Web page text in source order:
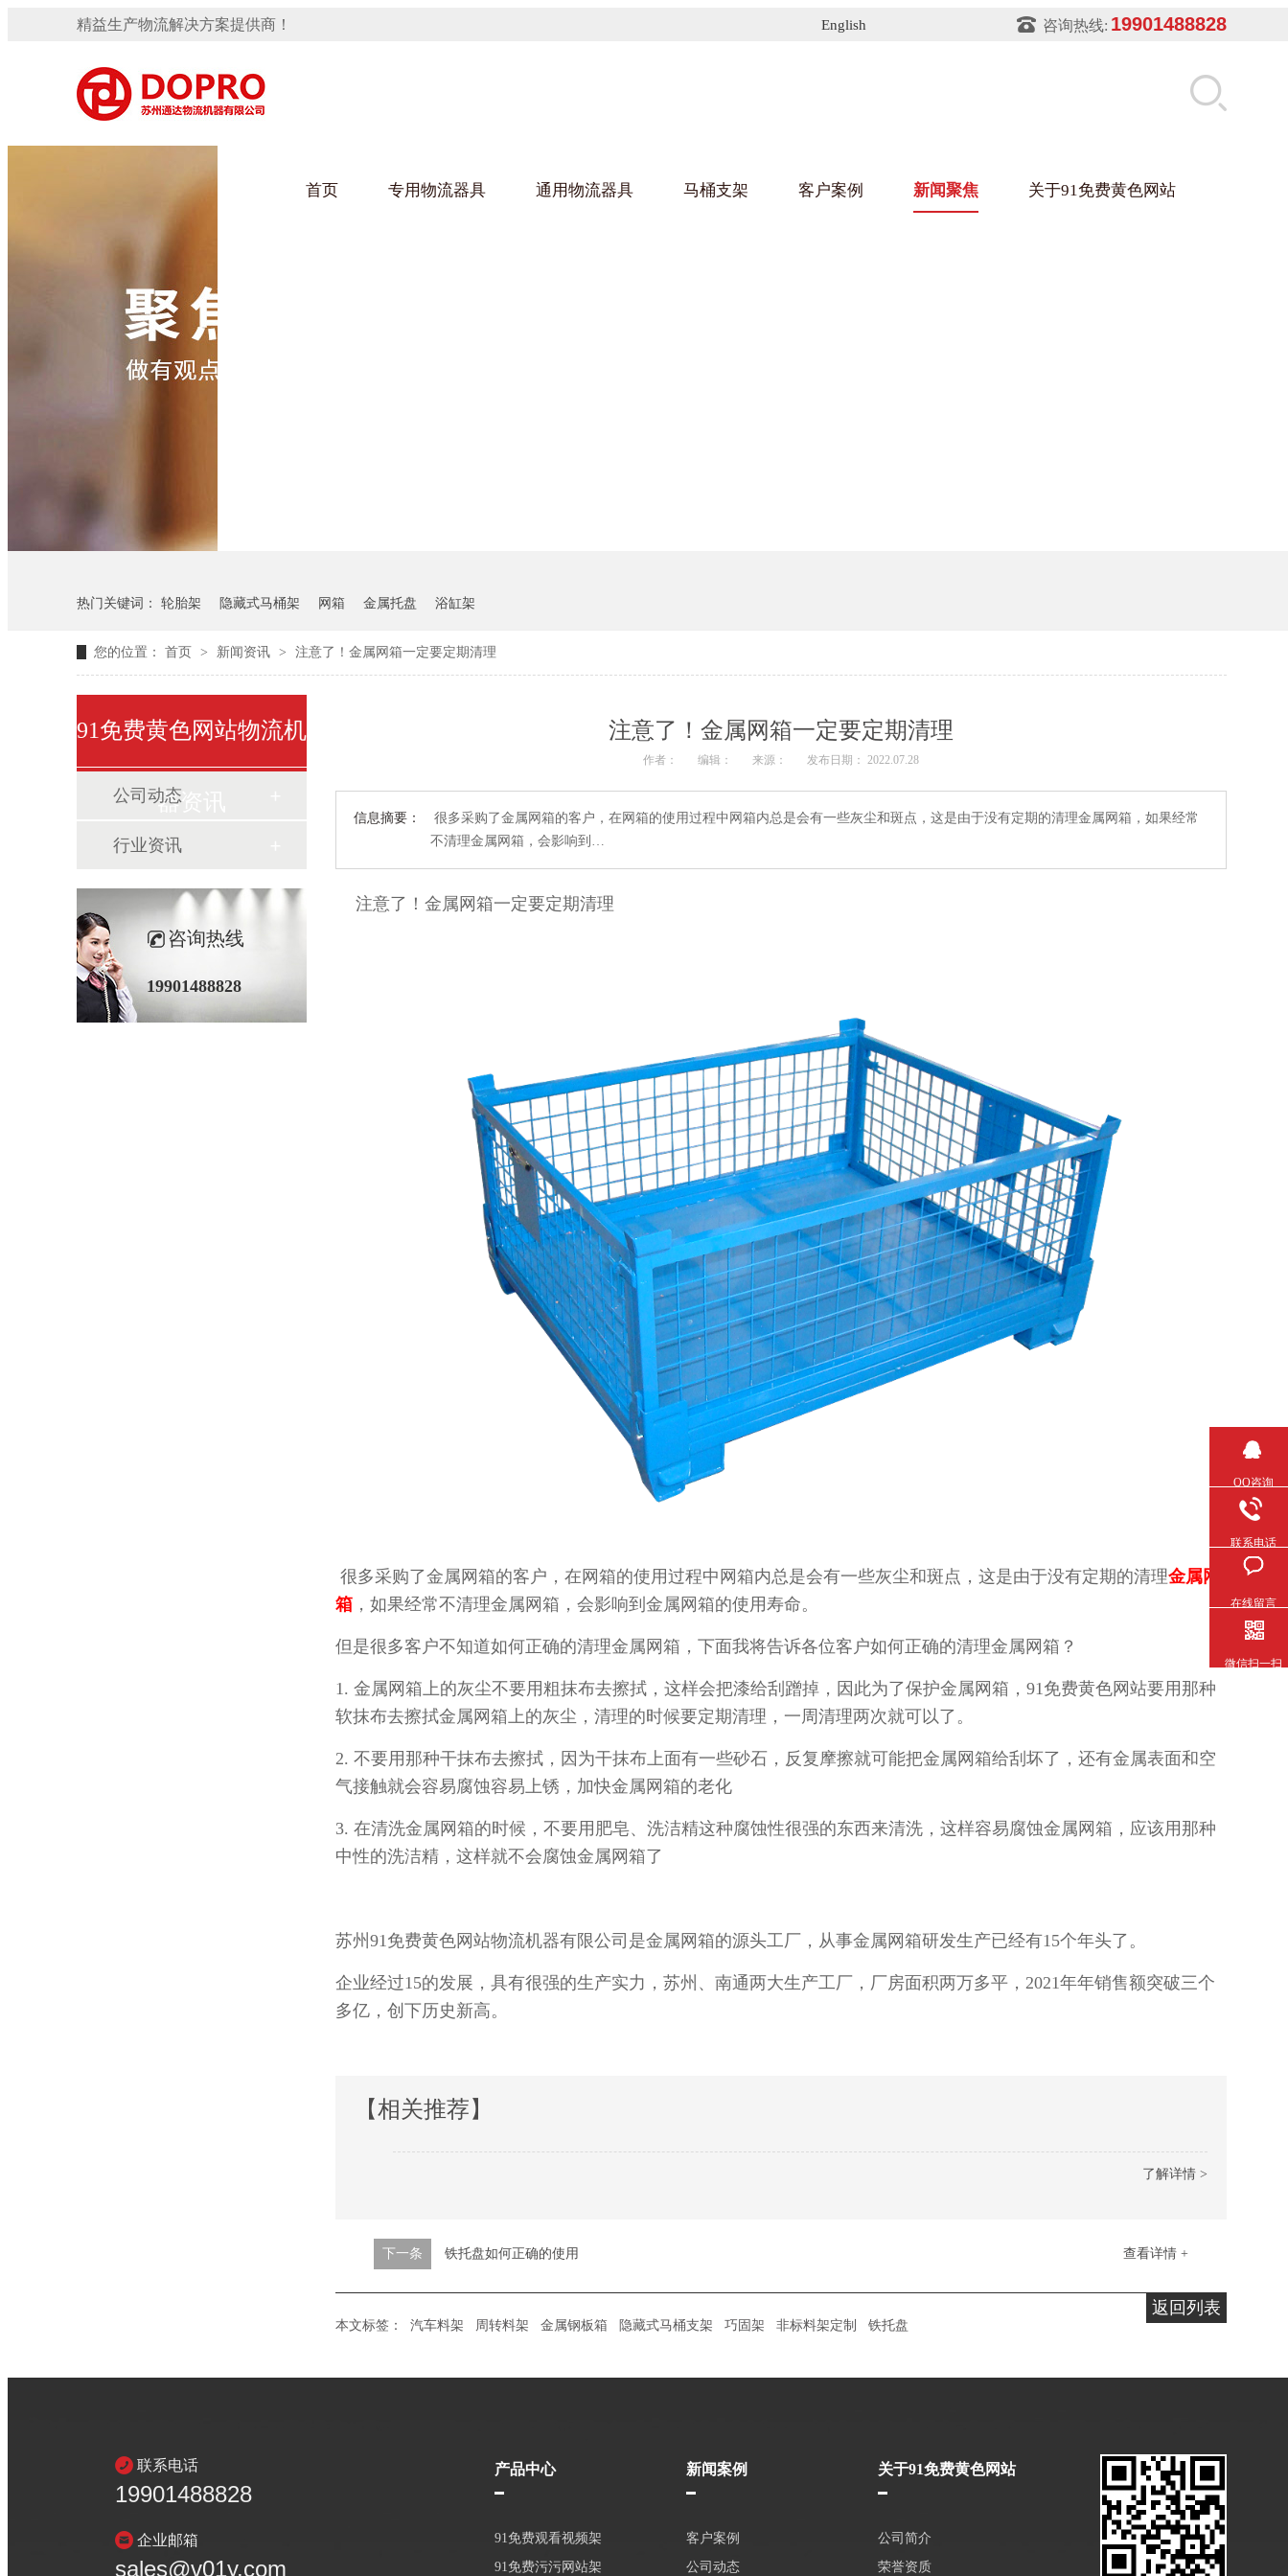
咨询热线: 19901488828
English
精益生产物流解决方案提供商！
首页 专用物流器具
91免费观看视频架
变速箱托盘
发动机料架
通用物流器具
手推车
马桶支架
隐藏式马桶水箱支架
客户案例
汽车行业
新闻聚焦 关于91免费黄色网站
热门关键词： 轮胎架 隐藏式马桶架 网箱 金属托盘 浴缸架
您的位置： 首页 > 新闻资讯 > 注意了！金属网箱一定要定期清理
注意了！金属网箱一定要定期清理
作者： 编辑： 来源： 发布日期： 2022.07.28
信息摘要：
很多采购了金属网箱的客户，在网箱的使用过程中网箱内总是会有一些灰尘和斑点，这是由于没有定期的清理金属网箱，如果经常
不清理金属网箱，会影响到…
注意了！金属网箱一定要定期清理
很多采购了金属网箱的客户，在网箱的使用过程中网箱内总是会有一些灰尘和斑点，这是由于没有定期的清理金属网
箱 ，如果经常不清理金属网箱，会影响到金属网箱的使用寿命。
但是很多客户不知道如何正确的清理金属网箱，下面我将告诉各位客户如何正确的清理金属网箱？
1. 金属网箱上的灰尘不要用粗抹布去擦拭，这样会把漆给刮蹭掉，因此为了保护金属网箱，91免费黄色网站要用那种
软抹布去擦拭金属网箱上的灰尘，清理的时候要定期清理，一周清理两次就可以了。
2. 不要用那种干抹布去擦拭，因为干抹布上面有一些砂石，反复摩擦就可能把金属网箱给刮坏了，还有金属表面和空
气接触就会容易腐蚀容易上锈，加快金属网箱的老化
3. 在清洗金属网箱的时候，不要用肥皂、洗洁精这种腐蚀性很强的东西来清洗，这样容易腐蚀金属网箱，应该用那种
中性的洗洁精，这样就不会腐蚀金属网箱了
苏州91免费黄色网站物流机器有限公司是金属网箱的源头工厂，从事金属网箱研发生产已经有15个年头了。
企业经过15的发展，具有很强的生产实力，苏州、南通两大生产工厂，厂房面积两万多平， 2021年年销售额突破三个
多亿，创下历史新高。
【相关推荐】
了解详情 >
查看详情 +
下一条 铁托盘如何正确的使用
返回列表
本文标签： 汽车料架 周转料架 金属钢板箱 隐藏式马桶支架 巧固架 非标料架定制 铁托盘
91免费黄色网站物流机
器资讯
公司动态
行业资讯
咨询热线
19901488828
联系电话
19901488828
企业邮箱
sales@v01y.com
产品中心
91免费观看视频架
91免费污污网站架
新闻案例
客户案例
公司动态
关于91免费黄色网站
公司简介
荣誉资质
QQ咨询
联系电话
在线留言
微信扫一扫